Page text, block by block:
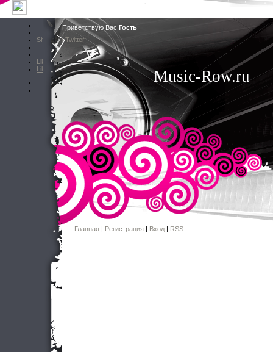
Share on Twitter
Like
Like
Приветствую Вас Гость
Music-Row.ru
Главная | Регистрация | Вход | RSS